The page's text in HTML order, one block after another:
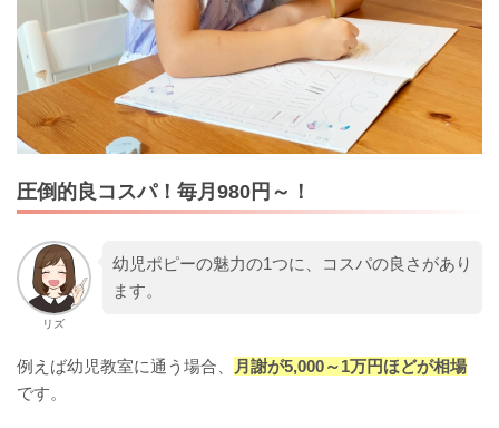
圧倒的良コスパ！毎月980円～！
リズ
幼児ポピーの魅力の1つに、コスパの良さがあり
ます。
例えば幼児教室に通う場合、
月謝が5,000～1万円ほどが相場
です。